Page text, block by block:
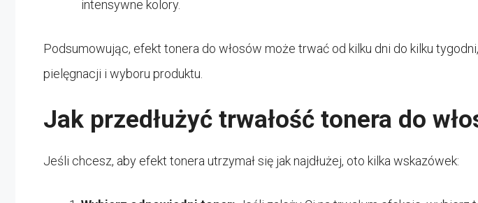
intensywne kolory.
Podsumowując, efekt tonera do włosów może trwać od kilku dni do kilku
pielęgnacji i wyboru produktu.
Jak przedłużyć trwałość tonera do
Jeśli chcesz, aby efekt tonera utrzymał się jak najdłużej, oto kilka wskazówek: